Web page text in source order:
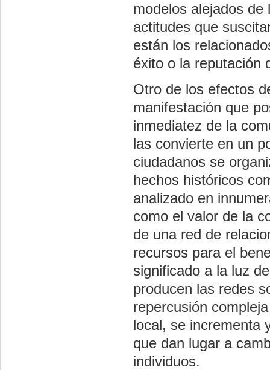
modelos alejados
actitudes que
están los
éxito o la reputación
Otro de los efectos
manifestación que
inmediatez de la
las convierte en un
ciudadanos se
hechos históricos
analizado en
como el valor de la
de una red de
recursos para el
significado a la luz
producen las redes
repercusión
local, se incrementa
que dan lugar a
individuos.